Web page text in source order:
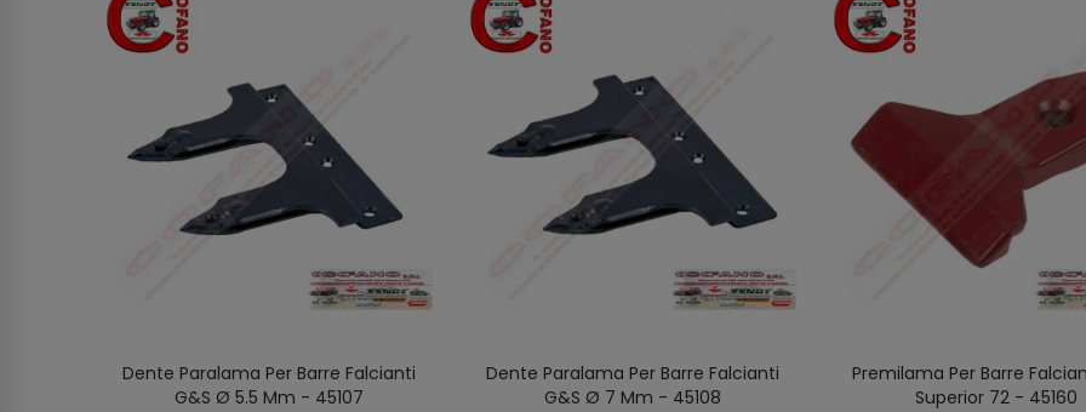
AGGIUNGI AL CARRELLO
Dente Paralama Per Barre Falcianti
G&S Ø 5.5 Mm - 45107
AGGIUNGI AL CARRELLO
Dente Paralama Per Barre Falcianti
G&S Ø 7 Mm - 45108
AGGIUNGI AL
Premilama Per Barre
Superior 72 - 45160